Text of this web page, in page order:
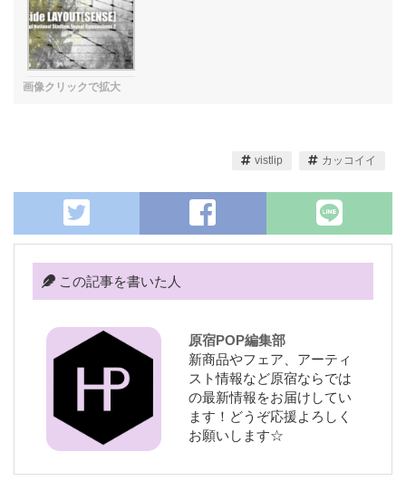
vistlip カッコイイ
この記事を書いた人
原宿POP編集部
新商品やフェア、アーティ
スト情報など原宿ならでは
の最新情報をお届けしてい
ます！どうぞ応援よろしく
お願いします☆